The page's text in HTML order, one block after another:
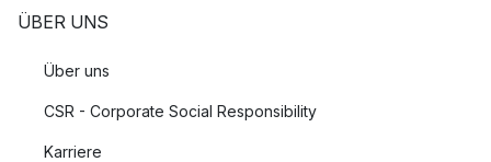
ÜBER UNS
Über uns
CSR - Corporate Social Responsibility
Karriere